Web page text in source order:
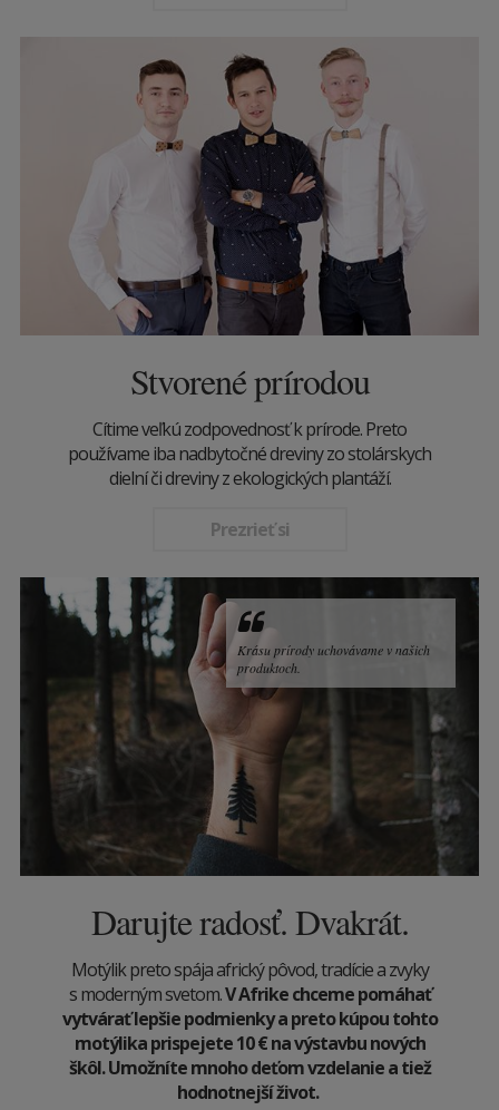
Stvorené prírodou
Cítime veľkú zodpovednosť k prírode. Preto
používame iba nadbytočné dreviny zo stolárskych
dielní či dreviny z ekologických plantáží.
Prezrieť si
Krásu prírody uchovávame v našich
produktoch.
Darujte radosť. Dvakrát.
Motýlik preto spája africký pôvod, tradície a zvyky
s moderným svetom.V Afrike chceme pomáhať
vytvárať lepšie podmienky a preto kúpou tohto
motýlika prispejete 10€na výstavbu nových
škôl. Umožníte mnoho deťom vzdelanie a tiež
hodnotnejší život.